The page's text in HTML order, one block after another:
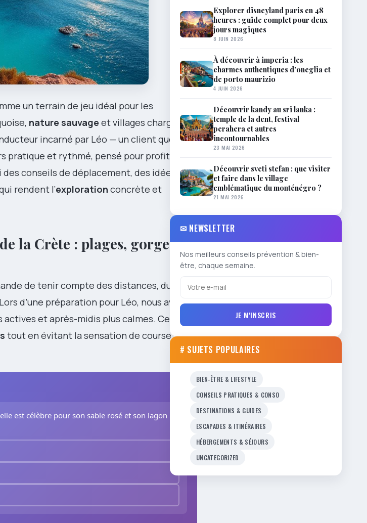
un terrain de jeu idéal pour les
nature sauvage et villages chargés
incarné par Léo — un client que
pratique et rythmé, pensé pour profiter des
des conseils de déplacement, des idées de
rendent l’exploration concrète et
la Crète : plages, gorges et
de tenir compte des distances, du
d’une préparation pour Léo, nous avons
et après-midis plus calmes. Cela
tout en évitant la sensation de course
est célèbre pour son sable rosé et son lagon
Explorer disneyland paris en 48
heures : guide complet pour deux
jours magiques
8 JUIN 2026
À découvrir à imperia : les
charmes authentiques d’oneglia et
de porto maurizio
4 JUIN 2026
Découvrir kandy au sri lanka :
temple de la dent, festival
perahera et autres
incontournables
23 MAI 2026
Découvrir sveti stefan : que visiter
et faire dans le village
emblématique du monténégro ?
21 MAI 2026
✉ NEWSLETTER
Nos meilleurs conseils prévention & bien-
être, chaque semaine.
JE M'INSCRIS
# SUJETS POPULAIRES
BIEN-ÊTRE & LIFESTYLE
CONSEILS PRATIQUES & CONSO
DESTINATIONS & GUIDES
ESCAPADES & ITINÉRAIRES
HÉBERGEMENTS & SÉJOURS
UNCATEGORIZED